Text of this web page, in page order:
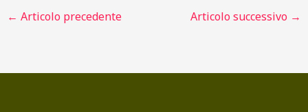
← Articolo precedente Articolo successivo →